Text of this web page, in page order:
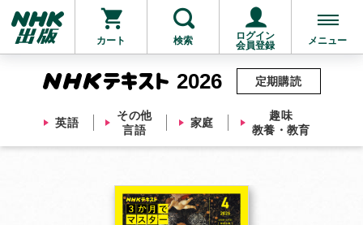
カート 検索
ログイン
会員登録
メニュー
2026
英語
その他
言語
家庭
趣味
教養・教育
定期購読
他にも商品を買う